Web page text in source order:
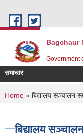
Bagchaur
Government
समाचार
You are
Home » बिद्यालय सञ्चालन
बिद्यालय